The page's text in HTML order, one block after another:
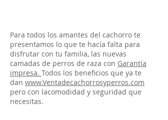
Para todos los amantes del cachorro te
presentamos lo que te hacía falta para
disfrutar con tu familia, las nuevas
camadas de perros de raza con Garantía
impresa. Todos los beneficios que ya te
dan www.Ventadecachorrosyperros.com
pero con lacomodidad y seguridad que
necesitas.